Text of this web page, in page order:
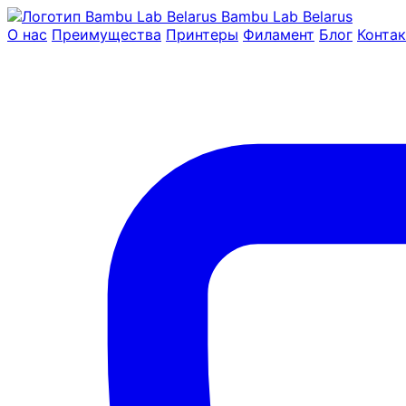
Bambu Lab Belarus
О нас Преимущества Принтеры Филамент Блог